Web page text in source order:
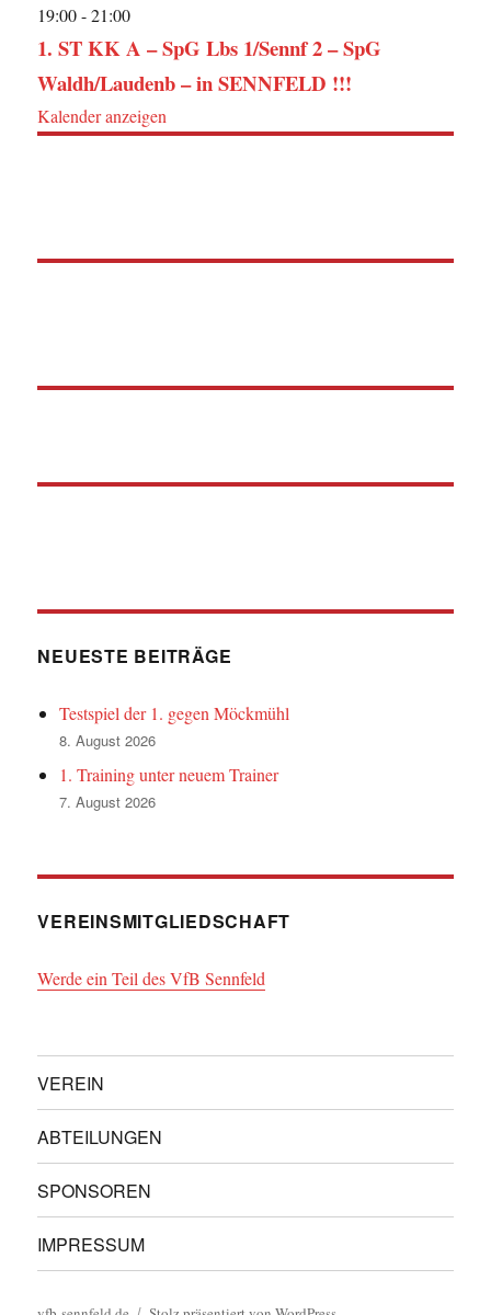
19:00-21:00
1. ST KK A – SpG Lbs 1/Sennf 2 – SpG
Waldh/Laudenb – in SENNFELD !!!
Kalender anzeigen
NEUESTE BEITRÄGE
Testspiel der 1. gegen Möckmühl
8. August 2026
1. Training unter neuem Trainer
7. August 2026
VEREINSMITGLIEDSCHAFT
Werde ein Teil des VfB Sennfeld
VEREIN
ABTEILUNGEN
SPONSOREN
IMPRESSUM